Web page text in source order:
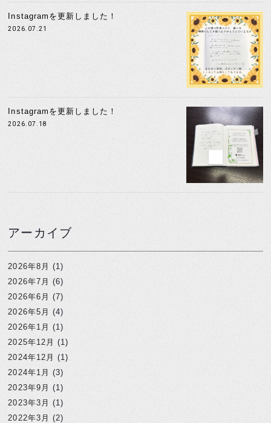
Instagramを更新しました！
2026.07.21
Instagramを更新しました！
2026.07.18
アーカイブ
2026年8月 (1)
2026年7月 (6)
2026年6月 (7)
2026年5月 (4)
2026年1月 (1)
2025年12月 (1)
2024年12月 (1)
2024年1月 (3)
2023年9月 (1)
2023年3月 (1)
2022年3月 (2)